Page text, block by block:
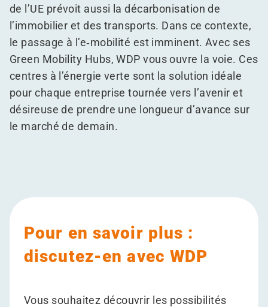
de l’UE prévoit aussi la décarbonisation de
l’immobilier et des transports. Dans ce contexte,
le passage à l’e‑mobilité est imminent. Avec ses
Green Mobility Hubs, WDP vous ouvre la voie. Ces
centres à l’énergie verte sont la solution idéale
pour chaque entreprise tournée vers l’avenir et
désireuse de prendre une longueur d’avance sur
le marché de demain.
Pour en savoir plus :
discutez-en avec WDP
Vous souhaitez découvrir les possibilités